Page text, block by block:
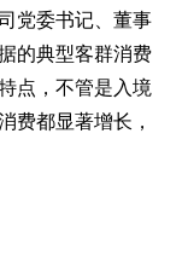
党委书记、董事
的典型客群消费
点，不管是入境
费都显著增长，